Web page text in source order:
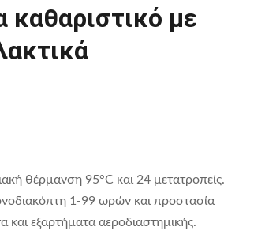
καθαριστικό με
θέρμανση 95°C και 24 μετατροπείς.
1-99 ωρών και προστασία
και εξαρτήματα αεροδιαστημικής.